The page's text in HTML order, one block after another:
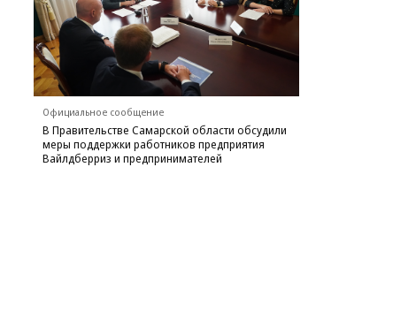
Официальное сообщение
В Правительстве Самарской области обсудили
меры поддержки работников предприятия
Вайлдберриз и предпринимателей